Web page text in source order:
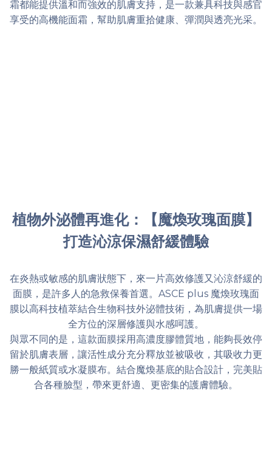
霜都能提供溫和而強效的肌膚支持，是一款兼具科技與感官
享受的高機能面霜，幫助肌膚重拾健康、彈潤與透亮光采。
植物外泌體再進化：【魔煥玫瑰面膜】
打造沁涼保濕舒緩體驗
在炎熱或敏感的肌膚狀態下，來一片高效修護又沁涼舒緩的
面膜，是許多人的急救保養首選。ASCE plus 魔煥玫瑰面
膜以高科技植萃結合生物科技外泌體技術，為肌膚提供一場
全方位的深層修護與水感呵護。
與眾不同的是，這款面膜採用高濃度膠體質地，能夠長效停
留於肌膚表層，讓活性成分充分釋放並被吸收，其吸收力更
勝一般紙質或水凝膜布。結合魔煥基底的貼合設計，完美貼
合各種臉型，帶來更舒適、更密集的護膚體驗。